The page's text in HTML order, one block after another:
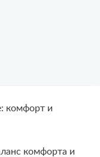
комфорт и
комфорта и